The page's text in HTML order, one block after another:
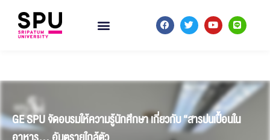
GE SPU จัดอบรมให้ความรู้นักศึกษา เกี่ยวกับ “สารปนเปื้อนใน